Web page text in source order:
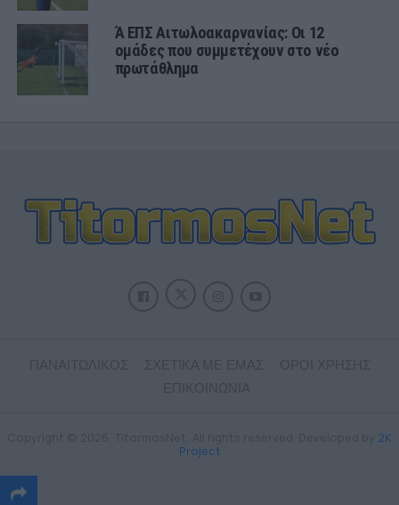
Ά ΕΠΣ Αιτωλοακαρνανίας: Οι 12
ομάδες που συμμετέχουν στο νέο
πρωτάθλημα
2K
Project